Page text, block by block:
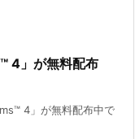
4」が無料配布
4」が無料配布中で